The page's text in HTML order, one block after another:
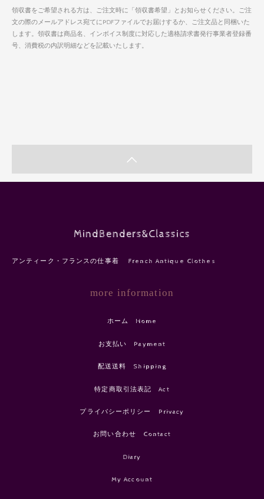
領収書をご希望される方は、ご注文時に「領収書希望」とお知らせください。ご注
文の際のメールアドレス宛てにPDFファイルでお届けするか、ご注文品と同梱いた
します。領収書は商品名、インボイス制度に対応した適格請求書発行事業者登録番
号、消費税の内訳明細などを記載いたします。
MindBenders&Classics
アンティーク・フランスの仕事着 French Antique Clothes
more information
ホーム Home
お支払い Payment
配送送料 Shipping
特定商取引法表記 Act
プライバシーポリシー Privacy
お問い合わせ Contact
Diary
My Account